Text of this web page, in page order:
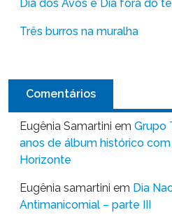
Dia dos Avós e Dia fora do
Três burros na muralha
Comentários
Eugênia Samartini em Grupo
anos de álbum histórico
Horizonte
Eugênia samartini em Dia
Antimanicomial – parte III